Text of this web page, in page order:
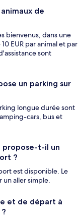
de
bienvenus, dans une
EUR par animal et par
sont
un parking sur
longue durée sont
cars, bus et
propose-t-il un
?
est disponible. Le
un aller simple.
et de départ à